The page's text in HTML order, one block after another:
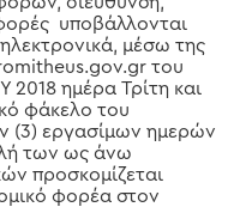
υποβάλλονται
μέσω της
του
2018 ημέρα Τρίτη και
φάκελο του
(3) εργασίμων ημερών
των ως άνω
προσκομίζεται
φορέα στον